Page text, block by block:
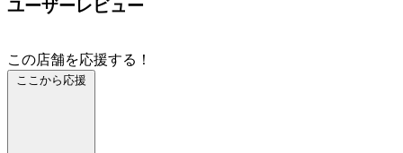
ユーザーレビュー
この店舗を応援する！
ここから応援